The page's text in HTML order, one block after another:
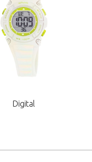
Digital